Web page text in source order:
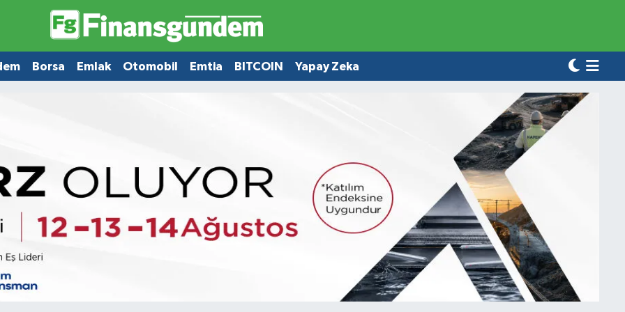
Borsa Emlak Otomobil Emtia BITCOIN Yapay Zeka